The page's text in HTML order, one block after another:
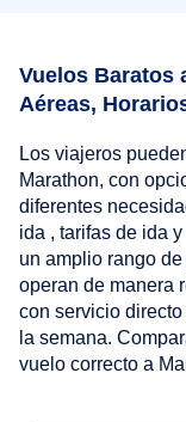
Vuelos Baratos
Aéreas,
Los viajeros
Marathon, con
diferentes
ida , tarifas de ida
un amplio rango
operan de manera
con servicio
la semana.
vuelo correcto a